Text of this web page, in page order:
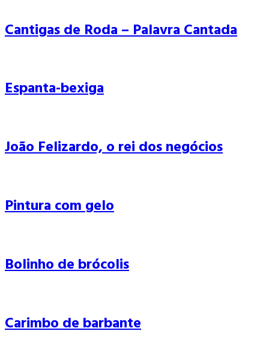
Cantigas de Roda – Palavra Cantada
Espanta-bexiga
João Felizardo, o rei dos negócios
Pintura com gelo
Bolinho de brócolis
Carimbo de barbante